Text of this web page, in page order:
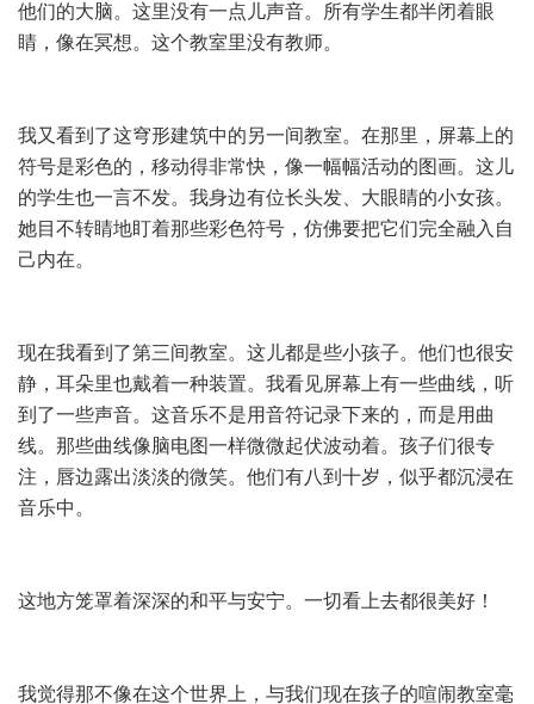
他们的大脑。这里没有一点儿声音。所有学生都半闭着眼
睛，像在冥想。这个教室里没有教师。
我又看到了这穹形建筑中的另一间教室。在那里，屏幕上的
符号是彩色的，移动得非常快，像一幅幅活动的图画。这儿
的学生也一言不发。我身边有位长头发、大眼睛的小女孩。
她目不转睛地盯着那些彩色符号，仿佛要把它们完全融入自
己内在。
现在我看到了第三间教室。这儿都是些小孩子。他们也很安
静，耳朵里也戴着一种装置。我看见屏幕上有一些曲线，听
到了一些声音。这音乐不是用音符记录下来的，而是用曲
线。那些曲线像脑电图一样微微起伏波动着。孩子们很专
注，唇边露出淡淡的微笑。他们有八到十岁，似乎都沉浸在
音乐中。
这地方笼罩着深深的和平与安宁。一切看上去都很美好！
我觉得那不像在这个世界上，与我们现在孩子的喧闹教室毫